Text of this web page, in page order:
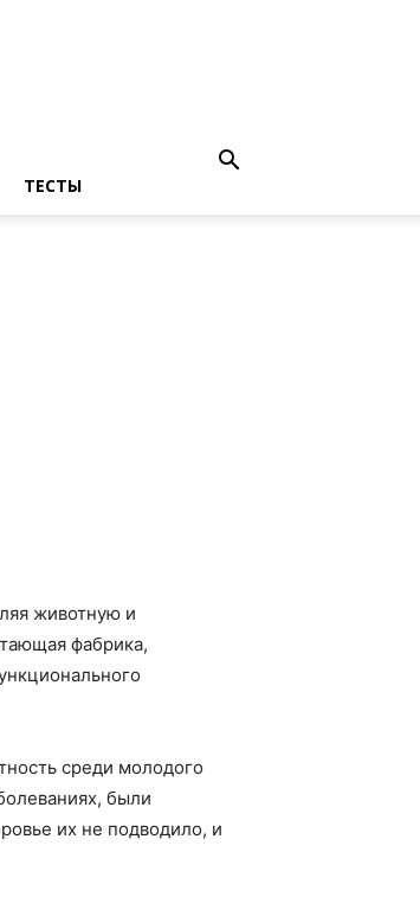
ТЕСТЫ
животную и
фабрика,
среди молодого
были
их не подводило, и